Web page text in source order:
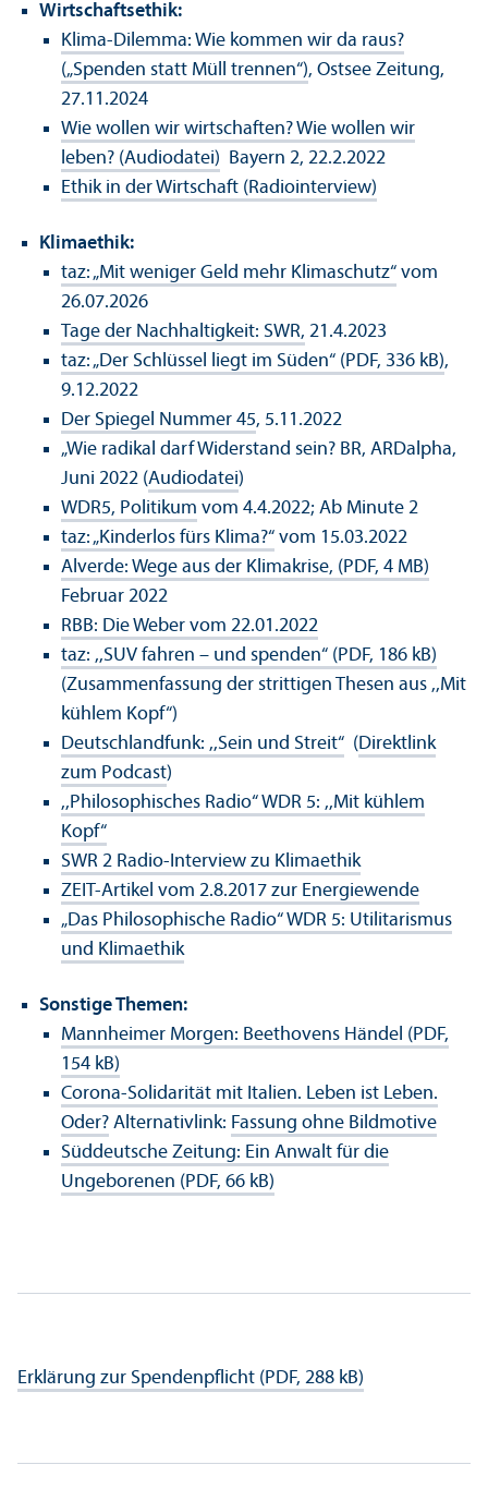
Wirtschafts­ethik:
Klima-Dilemma: Wie kommen wir da raus?
(„Spenden statt Müll trennen“), Ostsee Zeitung,
27.11.2024
Wie wollen wir wirtschaften? Wie wollen wir
leben? (Audiodatei) Bayern 2, 22.2.2022
Ethik in der Wirtschaft (Radiointerview)
Klimaethik:
taz: „Mit weniger Geld mehr Klimaschutz“ vom
26.07.2026
Tage der Nachhaltigkeit: SWR, 21.4.2023
taz: „Der Schlüssel liegt im Süden“ (PDF, 336 kB),
9.12.2022
Der Spiegel Nummer 45, 5.11.2022
„Wie radikal darf Widerstand sein? BR, ARDalpha,
Juni 2022 (Audiodatei)
WDR5, Politikum vom 4.4.2022; Ab Minute 2
taz: „Kinderlos fürs Klima?“ vom 15.03.2022
Alverde: Wege aus der Klimakrise, (PDF, 4 MB)
Februar 2022
RBB: Die Weber vom 22.01.2022
taz: ,,SUV fahren – und spenden“ (PDF, 186 kB)
(Zusammenfassung der strittigen Thesen aus ,,Mit
kühlem Kopf“)
Deutschland­funk: ,,Sein und Streit“ (Direktlink
zum Podcast)
,,Philosophisches Radio“ WDR 5: ,,Mit kühlem
Kopf“
SWR 2 Radio-Interview zu Klimaethik
ZEIT-Artikel vom 2.8.2017 zur Energiewende
„Das Philosophische Radio“ WDR 5: Utilitarismus
und Klimaethik
Sonstige Themen:
Mannheimer Morgen: Beethovens Händel (PDF,
154 kB)
Corona-Solidarität mit Italien. Leben ist Leben.
Oder? Alternativlink: Fassung ohne Bildmotive
Süddeutsche Zeitung: Ein Anwalt für die
Ungeborenen (PDF, 66 kB)
Erklärung zur Spendenpflicht (PDF, 288 kB)